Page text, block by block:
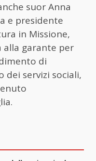
suor Anna
e presidente
in Missione,
alla garante per
di
servizi sociali,